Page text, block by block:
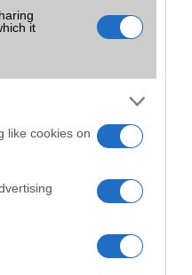
it
like cookies on